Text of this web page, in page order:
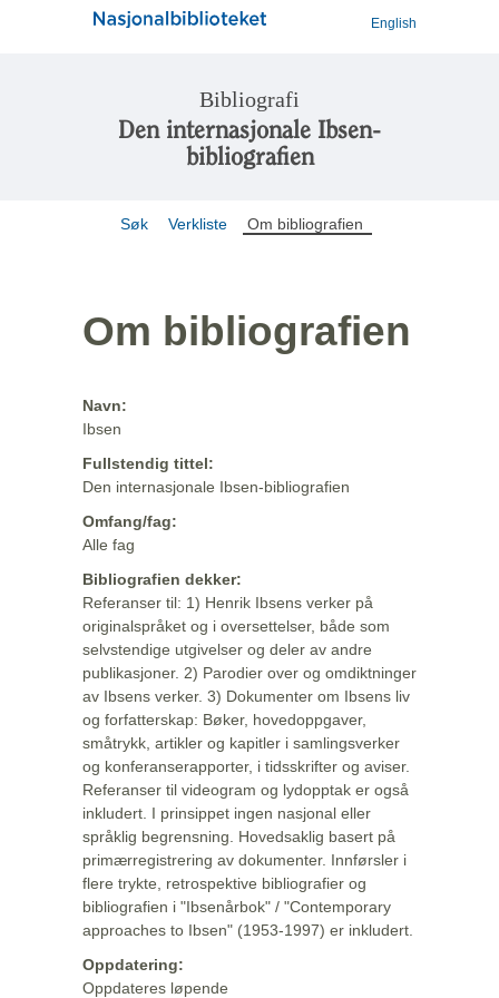
English
Bibliografi
Den internasjonale Ibsen-
bibliografien
Søk Verkliste Om bibliografien
Om bibliografien
Navn:
Ibsen
Fullstendig tittel:
Den internasjonale Ibsen-bibliografien
Omfang/fag:
Alle fag
Bibliografien dekker:
Referanser til: 1) Henrik Ibsens verker på
originalspråket og i oversettelser, både som
selvstendige utgivelser og deler av andre
publikasjoner. 2) Parodier over og omdiktninger
av Ibsens verker. 3) Dokumenter om Ibsens liv
og forfatterskap: Bøker, hovedoppgaver,
småtrykk, artikler og kapitler i samlingsverker
og konferanserapporter, i tidsskrifter og aviser.
Referanser til videogram og lydopptak er også
inkludert. I prinsippet ingen nasjonal eller
språklig begrensning. Hovedsaklig basert på
primærregistrering av dokumenter. Innførsler i
flere trykte, retrospektive bibliografier og
bibliografien i "Ibsenårbok" / "Contemporary
approaches to Ibsen" (1953-1997) er inkludert.
Oppdatering:
Oppdateres løpende